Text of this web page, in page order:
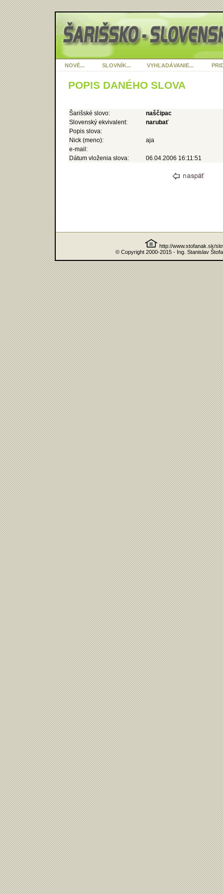
NOVÉ... SLOVNÍK... VYHĽADÁVANIE...
POPIS DANÉHO SLOVA
Šarišské slovo:
naščipac
Slovenský ekvivalent:
narubať
Popis slova:
Nick (meno):
aja
e-mail:
Dátum vloženia slova:
06.04.2006 16:11:51
http://www.stofanak.sk/
© Copyright 2000-2015 - Ing. Stanislav